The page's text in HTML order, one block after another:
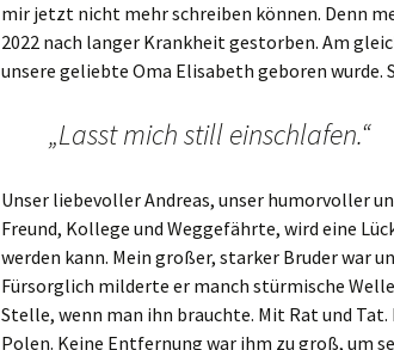
mir jetzt nicht mehr schreiben können. Denn
2022 nach langer Krankheit gestorben. Am
unsere geliebte Oma Elisabeth geboren wurde.
„Lasst mich still einschlafen.“
Unser liebevoller Andreas, unser humorvoller
Freund, Kollege und Weggefährte, wird eine
werden kann. Mein großer, starker Bruder war
Fürsorglich milderte er manch stürmische
Stelle, wenn man ihn brauchte. Mit Rat und Tat.
Polen. Keine Entfernung war ihm zu groß, um